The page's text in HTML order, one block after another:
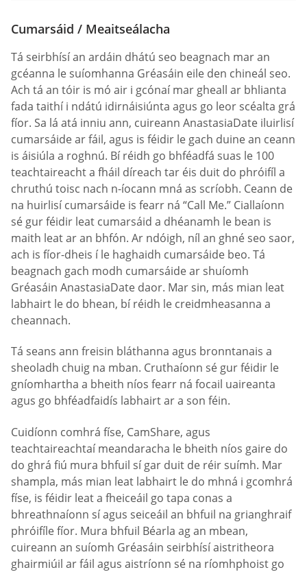
Cumarsáid / Meaitseálacha
Tá seirbhísí an ardáin dhátú seo beagnach mar an
gcéanna le suíomhanna Gréasáin eile den chineál seo.
Ach tá an tóir is mó air i gcónaí mar gheall ar bhlianta
fada taithí i ndátú idirnáisiúnta agus go leor scéalta grá
fíor. Sa lá atá inniu ann, cuireann AnastasiaDate iluirlisí
cumarsáide ar fáil, agus is féidir le gach duine an ceann
is áisiúla a roghnú. Bí réidh go bhféadfá suas le 100
teachtaireacht a fháil díreach tar éis duit do phróifíl a
chruthú toisc nach n-íocann mná as scríobh. Ceann de
na huirlisí cumarsáide is fearr ná “Call Me.” Ciallaíonn
sé gur féidir leat cumarsáid a dhéanamh le bean is
maith leat ar an bhfón. Ar ndóigh, níl an ghné seo saor,
ach is fíor-dheis í le haghaidh cumarsáide beo. Tá
beagnach gach modh cumarsáide ar shuíomh
Gréasáin AnastasiaDate daor. Mar sin, más mian leat
labhairt le do bhean, bí réidh le creidmheasanna a
cheannach.
Tá seans ann freisin bláthanna agus bronntanais a
sheoladh chuig na mban. Cruthaíonn sé gur féidir le
gníomhartha a bheith níos fearr ná focail uaireanta
agus go bhféadfaidís labhairt ar a son féin.
Cuidíonn comhrá físe, CamShare, agus
teachtaireachtaí meandaracha le bheith níos gaire do
do ghrá fiú mura bhfuil sí gar duit de réir suímh. Mar
shampla, más mian leat labhairt le do mhná i gcomhrá
físe, is féidir leat a fheiceáil go tapa conas a
bhreathnaíonn sí agus seiceáil an bhfuil na grianghraif
phróifíle fíor. Mura bhfuil Béarla ag an mbean,
cuireann an suíomh Gréasáin seirbhísí aistritheora
ghairmiúil ar fáil agus aistríonn sé na ríomhphoist go